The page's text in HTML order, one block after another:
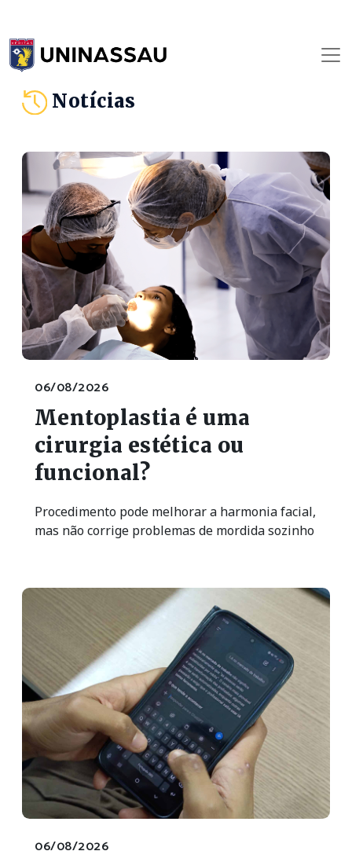
Notícias
06/08/2026
Mentoplastia é uma
cirurgia estética ou
funcional?
Procedimento pode melhorar a harmonia facial,
mas não corrige problemas de mordida sozinho
06/08/2026